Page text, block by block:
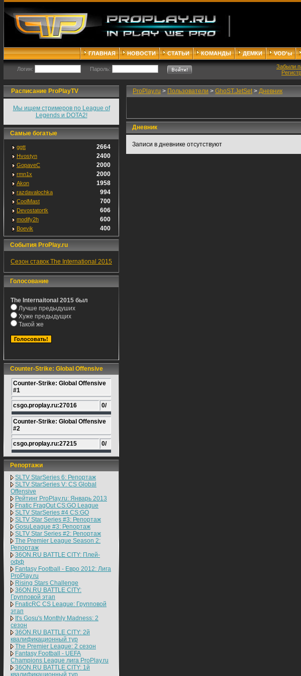
ГЛАВНАЯ НОВОСТИ СТАТЬИ КОМАНДЫ ДЕМКИ VOD'ы
Логин: Пароль:
Забыли
Расписание ProPlayTV
Мы ищем стримеров по League of
Legends и DOTA2!
Самые богатые
ggtt 2664
Hvostyn 2400
GopaveC 2000
rmn1x 2000
Akon 1958
razdavalochka 994
CoolMast 700
Devostatortk 606
modify2h 600
Boevik 400
События ProPlay.ru
Сезон ставок The International 2015
Голосование
The Internaitonal 2015 был
Лучше предыдуших
Хуже предыдущих
Такой же
Counter-Strike: Global Offensive
Counter-Strike: Global Offensive
#1
csgo.proplay.ru:27016 0/
Counter-Strike: Global Offensive
#2
csgo.proplay.ru:27215 0/
Репортажи
SLTV StarSeries 6: Репортаж
SLTV StarSeries V: CS Global
Offensive
Рейтинг ProPlay.ru: Январь 2013
Fnatic FragOut CS:GO League
SLTV StarSeries #4 CS:GO
SLTV Star Series #3: Репортаж
GosuLeague #3: Репортаж
SLTV Star Series #2: Репортаж
The Premier League Season 2:
Репортаж
36ON.RU BATTLE CITY: Плей-
офф
Fantasy Football - Евро 2012: Лига
ProPlay.ru
Rising Stars Challenge
36ON.RU BATTLE CITY:
Групповой этап
FnaticRC CS League: Групповой
этап
It's Gosu's Monthly Madness: 2
сезон
36ON.RU BATTLE CITY: 2й
квалификационный тур
The Premier League: 2 cезон
Fantasy Football - UEFA
Champions League лига ProPlay.ru
36ON.RU BATTLE CITY: 1й
квалификационный тур
ProPlay.ru > Пользователи > GhoST.JetSet> Дневник
Дневник
Записи в дневнике отсутствуют